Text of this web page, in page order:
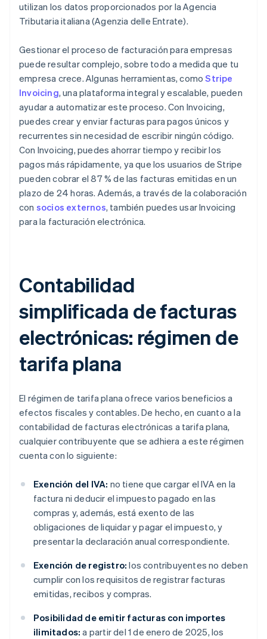
utilizan los datos proporcionados por la Agencia
Tributaria italiana (Agenzia delle Entrate).
Gestionar el proceso de facturación para empresas
puede resultar complejo, sobre todo a medida que tu
empresa crece. Algunas herramientas, comoStripe
Invoicing, una plataforma integral y escalable, pueden
ayudar a automatizar este proceso. Con Invoicing,
puedes crear y enviar facturas para pagos únicos y
recurrentes sin necesidad de escribir ningún código.
Con Invoicing, puedes ahorrar tiempo y recibir los
pagos más rápidamente, ya que los usuarios de Stripe
pueden cobrar el 87 % de las facturas emitidas en un
plazo de 24 horas. Además, a través de la colaboración
con socios externos, también puedes usar Invoicing
para la facturación electrónica.
Contabilidad
simplificada de facturas
electrónicas: régimen de
tarifa plana
El régimen de tarifa plana ofrece varios beneficios a
efectos fiscales y contables. De hecho, en cuanto a la
contabilidad de facturas electrónicas a tarifa plana,
cualquier contribuyente que se adhiera a este régimen
cuenta con lo siguiente:
Exención del IVA: no tiene que cargar el IVA en la
factura ni deducir el impuesto pagado en las
compras y, además, está exento de las
obligaciones de liquidar y pagar el impuesto, y
presentar la declaración anual correspondiente.
Exención de registro: los contribuyentes no deben
cumplir con los requisitos de registrar facturas
emitidas, recibos y compras.
Posibilidad de emitir facturas con importes
ilimitados: a partir del 1 de enero de 2025, los